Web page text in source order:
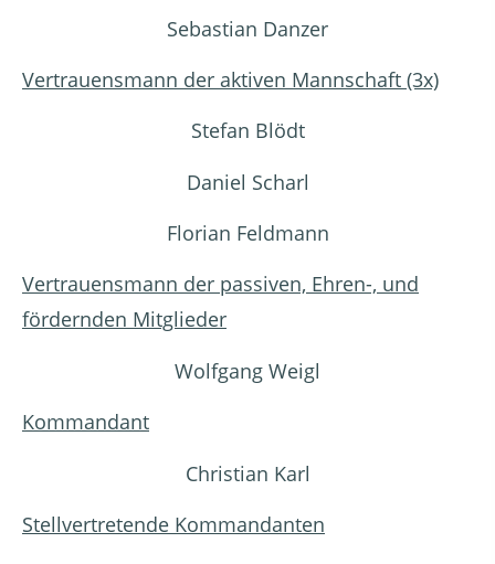
Sebastian Danzer
Vertrauensmann der aktiven Mannschaft (3x)
Stefan Blödt
Daniel Scharl
Florian Feldmann
Vertrauensmann der passiven, Ehren-, und
fördernden Mitglieder
Wolfgang Weigl
Kommandant
Christian Karl
Stellvertretende Kommandanten